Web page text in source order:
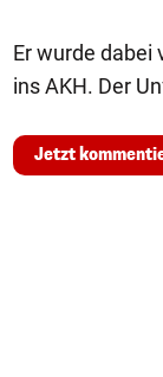
Er wurde dabei
ins AKH. Der
Jetzt